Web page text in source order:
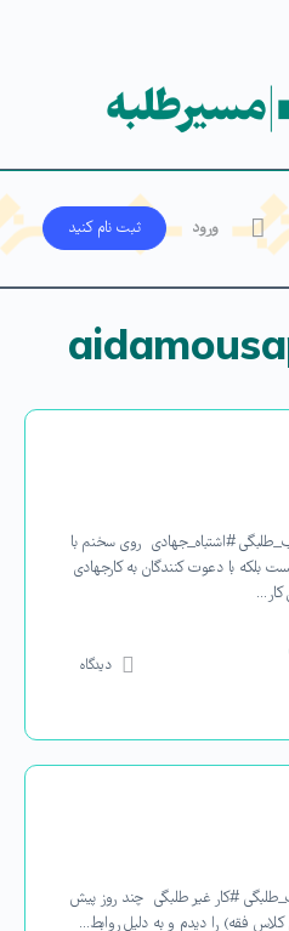
ورود ثبت‌ نام کنید
#اشتباه_جهادی روی سخنم با
بلکه با دعوت کنندگان به کارجهادی
دیدگاه
#کار غیر طلبگی چند روز پیش
فقه) را دیدم و به دلیل روابط…